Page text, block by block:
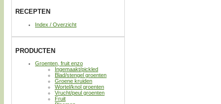
RECEPTEN
Index / Overzicht
PRODUCTEN
Groenten, fruit enzo
Ingemaakt/pickled
Blad/stengel groenten
Groene kruiden
Wortel/knol groenten
Vrucht/peul groenten
Fruit